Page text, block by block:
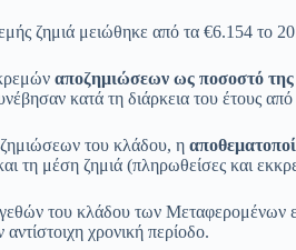
ζημιά μειώθηκε από τα €6.154 το
αποζημιώσεων ως ποσοστό
κατά τη διάρκεια του έτους
του κλάδου, η
τη μέση ζημιά (πληρωθείσες και
του κλάδου των Μεταφερομένων
χρονική περίοδο.